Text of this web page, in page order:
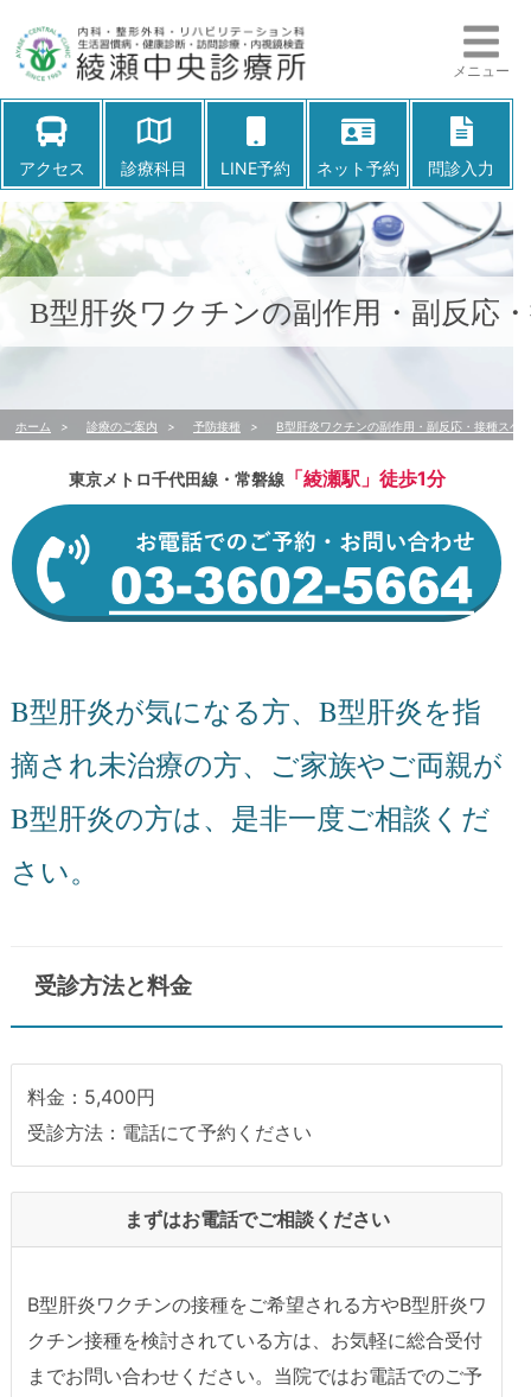
メニュー
アクセス 診療科目 LINE予約 ネット予約 問診入力
B型肝炎ワクチンの副作用・副反応
ホーム > 診療のご案内 > 予防接種 > B型肝炎ワクチンの副作用・副反応・接種スケ
東京メトロ千代田線・常磐線「綾瀬駅」徒歩1分
B型肝炎が気になる方、B型肝炎を指
摘され未治療の方、ご家族やご両親が
B型肝炎の方は、是非一度ご相談くだ
さい。
受診方法と料金
料金：5,400円
受診方法：電話にて予約ください
まずはお電話でご相談ください
B型肝炎ワクチンの接種をご希望される方やB型肝炎ワ
クチン接種を検討されている方は、お気軽に総合受付
までお問い合わせください。当院ではお電話でのご予